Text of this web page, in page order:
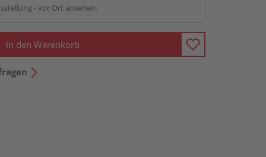
- vor Ort ansehen.
In den Warenkorb